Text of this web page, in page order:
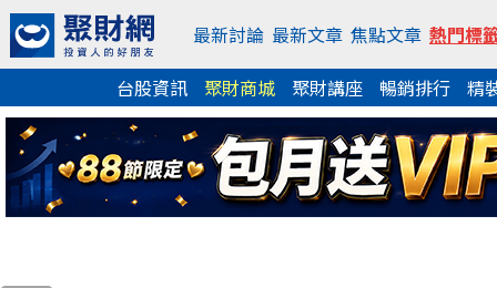
最新討論 最新文章 焦點文章 熱門標
台股資訊
聚財商城 聚財講座 暢銷排行 精